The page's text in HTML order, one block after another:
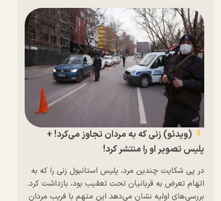
(ویدئو) زنی که به مردان تجاوز می‌کرد! +
پلیس تصویر او را منتشر کرد!
در پی شکایت چندین مرد، پلیس استانبول زنی را که به
اتهام تعرض به قربانیان تحت تعقیب بود، بازداشت کرد.
بررسی‌های اولیه نشان می‌دهد این متهم با فریب مردان